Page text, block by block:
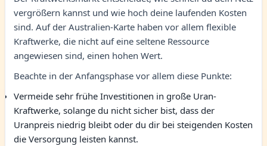
vergrößern kannst und wie hoch deine laufenden Kosten
sind. Auf der Australien-Karte haben vor allem flexible
Kraftwerke, die nicht auf eine seltene Ressource
angewiesen sind, einen hohen Wert.
Beachte in der Anfangsphase vor allem diese Punkte:
Vermeide sehr frühe Investitionen in große Uran-
Kraftwerke, solange du nicht sicher bist, dass der
Uranpreis niedrig bleibt oder du dir bei steigenden Kosten
die Versorgung leisten kannst.